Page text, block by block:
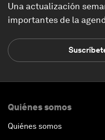
Una actualización
importantes de la
Quiénes somos
Quiénes somos